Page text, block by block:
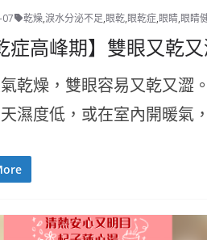
乾燥,淚水分泌不足,眼乾,眼乾症,眼睛,眼睛
症高峰期】雙眼又乾
乾燥，雙眼容易又乾又澀
濕度低，或在室內開暖氣